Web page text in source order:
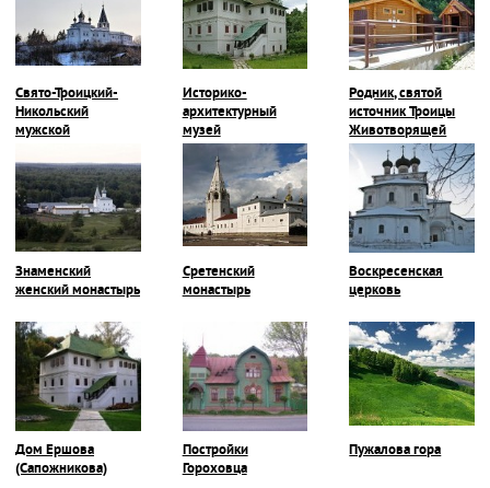
Свято-Троицкий-
Никольский
мужской
Историко-
архитектурный
музей
Родник, святой
источник Троицы
Животворящей
Знаменский
женский монастырь
Сретенский
монастырь
Воскресенская
церковь
Дом Ершова
(Сапожникова)
Постройки
Гороховца
Пужалова гора